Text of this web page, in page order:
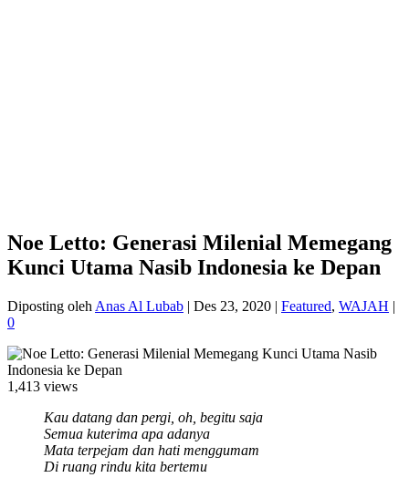
Noe Letto: Generasi Milenial Memegang
Kunci Utama Nasib Indonesia ke Depan
Diposting oleh Anas Al Lubab | Des 23, 2020 | Featured, WAJAH |
0
1,413 views
Kau datang dan pergi, oh, begitu saja
Semua kuterima apa adanya
Mata terpejam dan hati menggumam
Di ruang rindu kita bertemu